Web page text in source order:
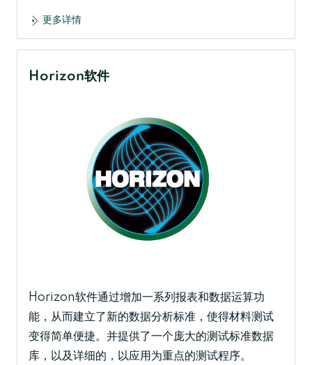
更多详情
Horizon软件
Horizon软件通过增加一系列报表和数据运算功
能，从而建立了新的数据分析标准，使得材料测试
变得简单便捷。并提供了一个庞大的测试标准数据
库，以及详细的，以应用为重点的测试程序。